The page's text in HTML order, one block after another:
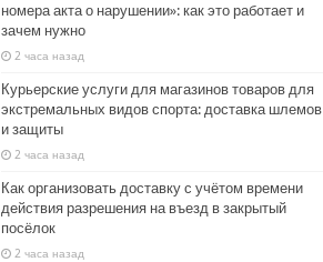
номера акта о нарушении»: как это работает и
зачем нужно
2 часа назад
Курьерские услуги для магазинов товаров для
экстремальных видов спорта: доставка шлемов
и защиты
2 часа назад
Как организовать доставку с учётом времени
действия разрешения на въезд в закрытый
посёлок
2 часа назад